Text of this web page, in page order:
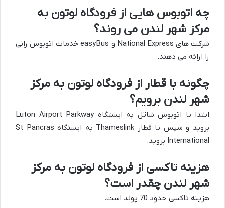
چه اتوبوس هایی از فرودگاه لوتون به
مرکز شهر لندن می روند؟
شرکت های National Express و easyBus خدمات اتوبوس رانی
را ارائه می دهند.
چگونه با قطار از فرودگاه لوتون به مرکز
شهر لندن برویم؟
ابتدا با اتوبوس شاتل به ایستگاه Luton Airport Parkway
بروید و سپس با قطار Thameslink به ایستگاه St Pancras
International بروید.
هزینه تاکسی از فرودگاه لوتون به مرکز
شهر لندن چقدر است؟
هزینه تاکسی حدود 70 پوند است.